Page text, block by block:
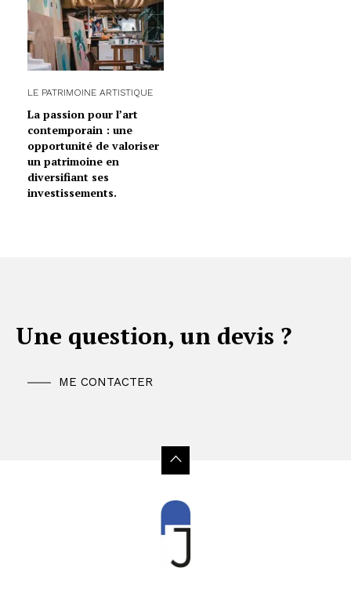
LE PATRIMOINE ARTISTIQUE
La passion pour l’art
contemporain : une
opportunité de valoriser
un patrimoine en
diversifiant ses
investissements.
Une question, un devis ?
ME CONTACTER